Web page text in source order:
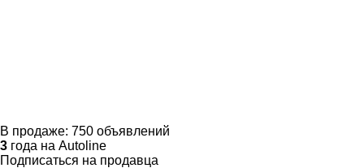
В продаже: 750 объявлений
3 года на Autoline
Подписаться на продавца